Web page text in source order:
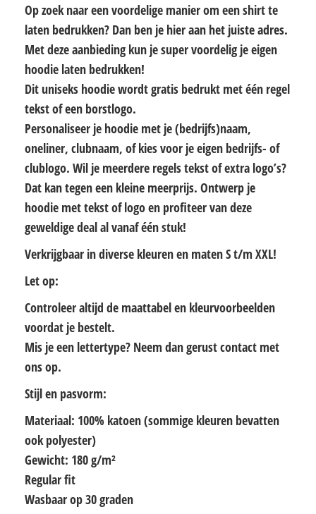
Op zoek naar een voordelige manier om een shirt te
laten bedrukken? Dan ben je hier aan het juiste adres.
Met deze aanbieding kun je super voordelig je eigen
hoodie laten bedrukken!
Dit uniseks hoodie wordt gratis bedrukt met één regel
tekst of een borstlogo.
Personaliseer je hoodie met je (bedrijfs)naam,
oneliner, clubnaam, of kies voor je eigen bedrijfs- of
clublogo. Wil je meerdere regels tekst of extra logo’s?
Dat kan tegen een kleine meerprijs. Ontwerp je
hoodie met tekst of logo en profiteer van deze
geweldige deal al vanaf één stuk!
Verkrijgbaar in diverse kleuren en maten S t/m XXL!
Let op:
Controleer altijd de maattabel en kleurvoorbeelden
voordat je bestelt.
Mis je een lettertype? Neem dan gerust contact met
ons op.
Stijl en pasvorm:
Materiaal: 100% katoen (sommige kleuren bevatten
ook polyester)
Gewicht: 180 g/m²
Regular fit
Wasbaar op 30 graden